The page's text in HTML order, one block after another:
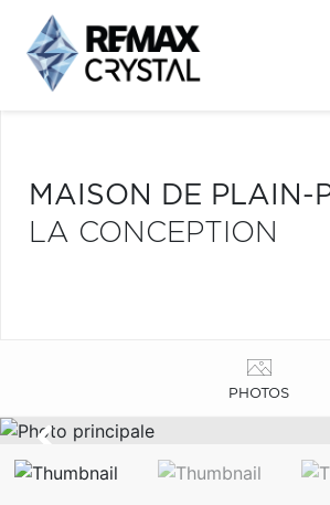
MAISON DE PLAIN-
LA CONCEPTION
PHOTOS